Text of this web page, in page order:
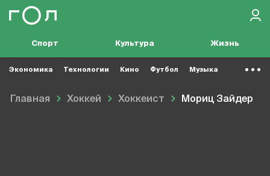
Спорт Культура Жизнь
Экономика Технологии Кино Футбол Музыка
Главная Хоккей Хоккеист Мориц Зайдер